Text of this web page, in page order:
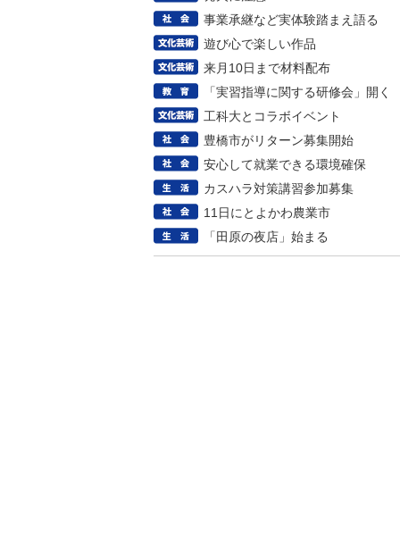
事業承継など実体験踏まえ語る
遊び心で楽しい作品
来月10日まで材料配布
「実習指導に関する研修会」開く
工科大とコラボイベント
豊橋市がリターン募集開始
安心して就業できる環境確保
カスハラ対策講習参加募集
11日にとよかわ農業市
「田原の夜店」始まる